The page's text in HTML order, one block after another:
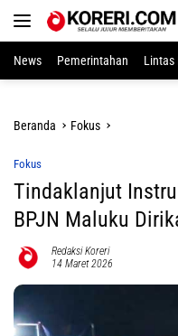
News
Pemerintahan Lintas
Beranda Fokus
Fokus
Tindaklanjut
BPJN Maluku
Redaksi Koreri
14 Maret 2026